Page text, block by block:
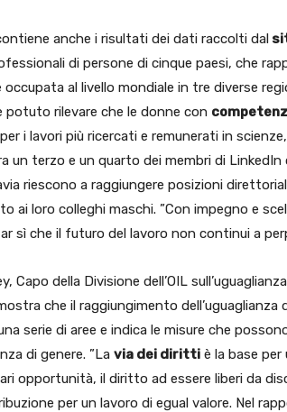
anche i risultati dei dati raccolti dal
di persone di cinque paesi, che
occupata al livello mondiale in tre diverse
potuto rilevare che le donne con
i lavori più ricercati e remunerati in
un terzo e un quarto dei membri di
riescono a raggiungere posizioni
ai loro colleghi maschi. ”Con impegno e
sì che il futuro del lavoro non continui a
Capo della Divisione dell’OIL
che il raggiungimento dell’uguaglianza
serie di aree e indica le misure che
di genere. ”La via dei diritti è la base
opportunità, il diritto ad essere liberi da
per un lavoro di egual valore. Nel